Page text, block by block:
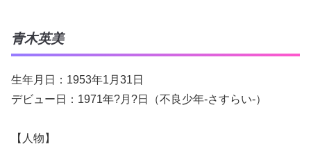
青木英美
生年月日：1953年1月31日
デビュー日：1971年?月?日（不良少年-さすらい-）
【人物】